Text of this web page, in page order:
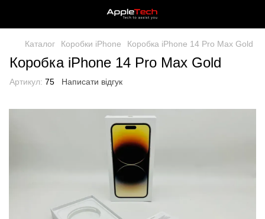
Каталог Коробки iPhone Коробка iPhone 14 Pro Max Gold
Коробка iPhone 14 Pro Max Gold
Артикул: 75 Написати відгук